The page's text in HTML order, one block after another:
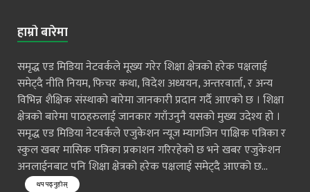
हाम्रो बारेमा
समृद्ध एड मिडिया नेटवर्कले मूख्य गरेर शिक्षा क्षेत्रको हरेक पक्षलाई
समेट्दै नीति नियम, फिचर कथा, विदेश अध्ययन, अन्तरवार्ता, र अन्य
विभिन्न शैक्षिक संस्थाको बारेमा जानकारी प्रदान गर्दै आएको छ । शिक्षा
क्षेत्रको बारेमा पाठहरुलाई जानकार गराँउनुनै यसको मुख्य उदेश्य हो ।
समृद्ध एड मिडिया नेटवर्कले एजुकेशन न्यूज म्यागजिन पाक्षिक पत्रिका र
स्कुल खबर मासिक पत्रिका प्रकाशन गरिरहेको छ भने खबर एजुकेशन
अनलाईनबाट पनि शिक्षा क्षेत्रको हरेक पक्षलाई समेट्दै आएको छ...
थप पढ्नुहोस्